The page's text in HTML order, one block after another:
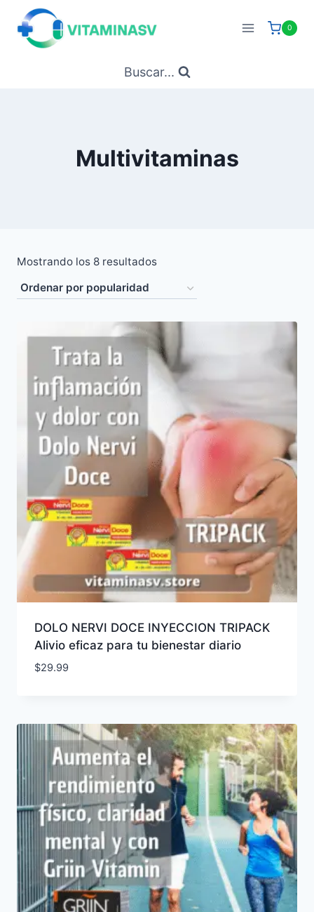
Saltar
contenido
0
Buscar...
Multivitaminas
Mostrando los 8 resultadosOrdenado
popularidad
DOLO NERVI DOCE INYECCION TRIPACK
Alivio eficaz para tu bienestar diario
$29.99